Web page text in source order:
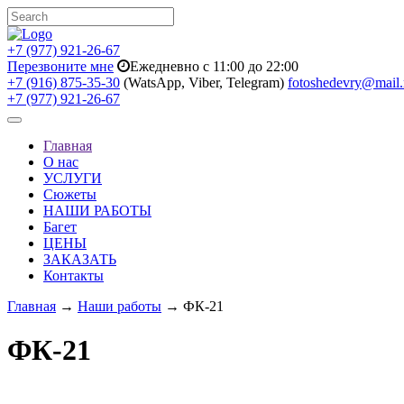
+7 (977) 921-26-67
Перезвоните мне
Ежедневно с 11:00 до 22:00
+7 (916) 875-35-30 (WatsApp, Viber, Telegram)
+7 (977) 921-26-67
Toggle
navigationГлавная
О нас
УСЛУГИ
Сюжеты
НАШИ РАБОТЫ
Багет
ЦЕНЫ
ЗАКАЗАТЬ
Контакты
Главная → Наши работы → ФК-21
ФК-21